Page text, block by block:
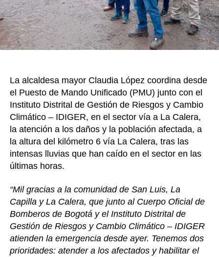
La
La alcaldesa mayor Claudia López coordina desde
el Puesto de Mando Unificado (PMU) junto con el
Instituto Distrital de Gestión de Riesgos y Cambio
Climático – IDIGER, en el sector vía a La Calera,
la atención a los daños y la población afectada, a
la altura del kilómetro 6 vía La Calera, tras las
intensas lluvias que han caído en el sector en las
últimas horas.
“Mil gracias a la comunidad de San Luis, La
Capilla y La Calera, que junto al Cuerpo Oficial de
Bomberos de Bogotá y el Instituto Distrital de
Gestión de Riesgos y Cambio Climático – IDIGER
atienden la emergencia desde ayer. Tenemos dos
prioridades: atender a los afectados y habilitar el